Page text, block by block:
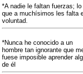
*A nadie le faltan fuerzas; lo
que a muchísimos les falta
voluntad.
*Nunca he conocido a un
hombre tan ignorante que
fuese imposible aprender
de él